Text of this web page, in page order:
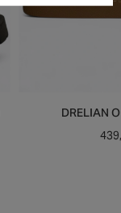
DRELIAN